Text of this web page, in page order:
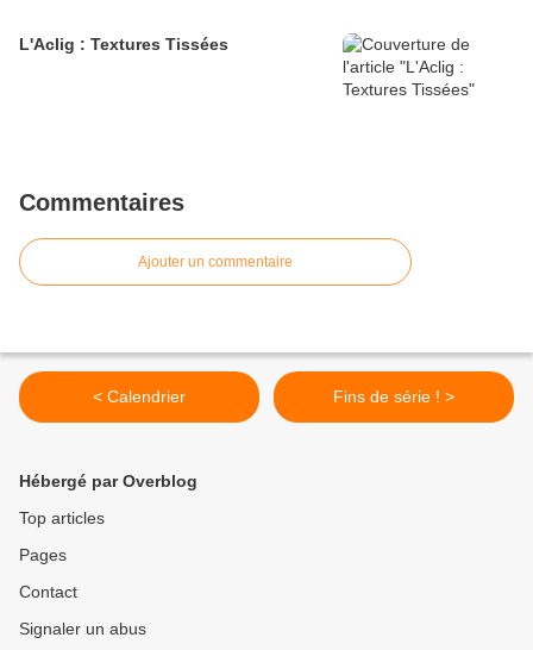
L'Aclig : Textures Tissées
Commentaires
Ajouter un commentaire
< Calendrier Fins de série ! >
Hébergé par Overblog
Top articles
Pages
Contact
Signaler un abus